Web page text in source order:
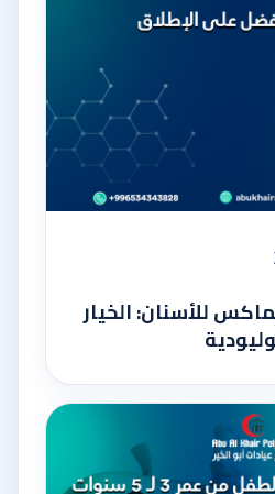
للأسنان: الخيار